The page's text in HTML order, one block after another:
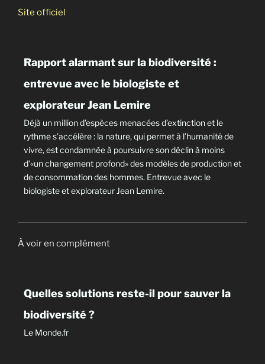
Site officiel
Rapport alarmant sur la biodiversité :
entrevue avec le biologiste et
explorateur Jean Lemire
Déjà un million d’espèces menacées d’extinction et le
rythme s’accélère : la nature, qui permet à l’humanité de
vivre, est condamnée à poursuivre son déclin à moins
d’«un changement profond» des modèles de production et
de consommation des hommes. Entrevue avec le
biologiste et explorateur Jean Lemire.
À voir en complément
Quelles solutions reste-il pour sauver la
biodiversité ?
Le Monde.fr